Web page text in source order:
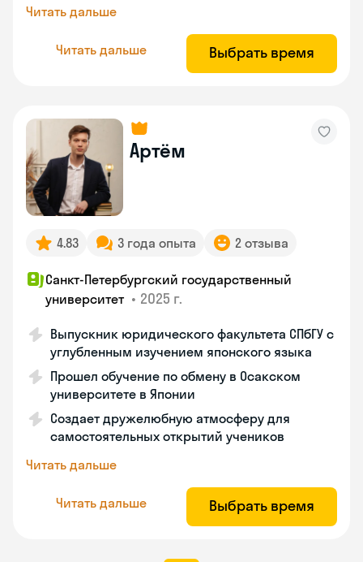
Читать дальше
Читать дальше Выбрать время
Артём
4.83 3 года опыта 2 отзыва
Санкт-Петербургский государственный
университет • 2025 г.
Выпускник юридического факультета СПбГУ с
углубленным изучением японского языка
Прошел обучение по обмену в Осакском
университете в Японии
Создает дружелюбную атмосферу для
самостоятельных открытий учеников
Читать дальше
Читать дальше Выбрать время